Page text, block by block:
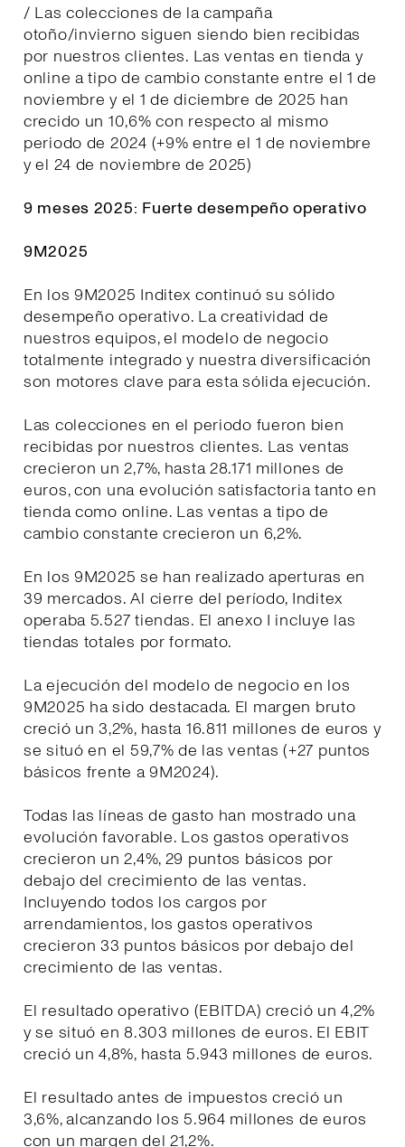
/ Las colecciones de la campaña
otoño/invierno siguen siendo bien recibidas
por nuestros clientes. Las ventas en tienda y
online a tipo de cambio constante entre el 1 de
noviembre y el 1 de diciembre de 2025 han
crecido un 10,6% con respecto al mismo
periodo de 2024 (+9% entre el 1 de noviembre
y el 24 de noviembre de 2025)
9 meses 2025: Fuerte desempeño operativo
9M2025
En los 9M2025 Inditex continuó su sólido
desempeño operativo. La creatividad de
nuestros equipos, el modelo de negocio
totalmente integrado y nuestra diversificación
son motores clave para esta sólida ejecución.
Las colecciones en el periodo fueron bien
recibidas por nuestros clientes. Las ventas
crecieron un 2,7%, hasta 28.171 millones de
euros, con una evolución satisfactoria tanto en
tienda como online. Las ventas a tipo de
cambio constante crecieron un 6,2%.
En los 9M2025 se han realizado aperturas en
39 mercados. Al cierre del período, Inditex
operaba 5.527 tiendas. El anexo I incluye las
tiendas totales por formato.
La ejecución del modelo de negocio en los
9M2025 ha sido destacada. El margen bruto
creció un 3,2%, hasta 16.811 millones de euros y
se situó en el 59,7% de las ventas (+27 puntos
básicos frente a 9M2024).
Todas las líneas de gasto han mostrado una
evolución favorable. Los gastos operativos
crecieron un 2,4%, 29 puntos básicos por
debajo del crecimiento de las ventas.
Incluyendo todos los cargos por
arrendamientos, los gastos operativos
crecieron 33 puntos básicos por debajo del
crecimiento de las ventas.
El resultado operativo (EBITDA) creció un 4,2%
y se situó en 8.303 millones de euros. El EBIT
creció un 4,8%, hasta 5.943 millones de euros.
El resultado antes de impuestos creció un
3,6%, alcanzando los 5.964 millones de euros
con un margen del 21,2%.